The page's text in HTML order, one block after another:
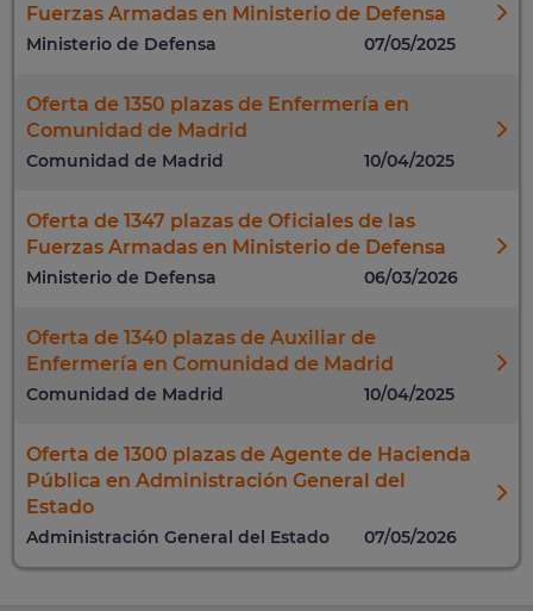
Fuerzas Armadas en Ministerio de Defensa
Ministerio de Defensa 07/05/2025
Oferta de 1350 plazas de Enfermería en
Comunidad de Madrid
Comunidad de Madrid 10/04/2025
Oferta de 1347 plazas de Oficiales de las
Fuerzas Armadas en Ministerio de Defensa
Ministerio de Defensa 06/03/2026
Oferta de 1340 plazas de Auxiliar de
Enfermería en Comunidad de Madrid
Comunidad de Madrid 10/04/2025
Oferta de 1300 plazas de Agente de Hacienda
Pública en Administración General del
Estado
Administración General del Estado 07/05/2026